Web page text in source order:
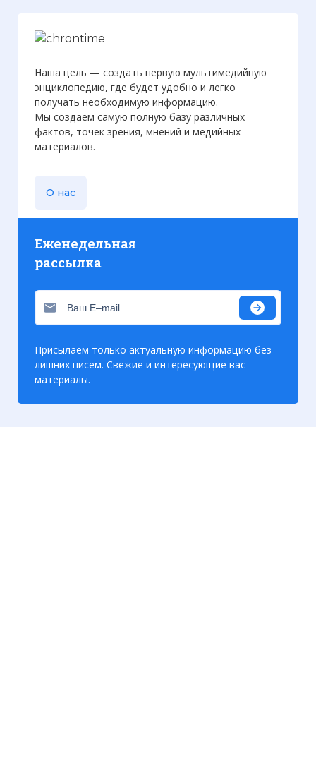
☓
Наша цель — создать первую мультимедийную
энциклопедию, где будет удобно и легко
получать необходимую информацию.
Мы создаем самую полную базу различных
фактов, точек зрения, мнений и медийных
материалов.
О нас
Еженедельная
рассылка
Присылаем только актуальную информацию без
лишних писем. Свежие и интересующие вас
материалы.